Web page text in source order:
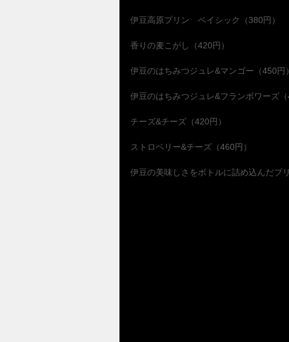
伊豆高原プリン　ベイシック（380円）
香りの麦こがし（420円）
伊豆のはちみつジュレ&マンゴー（450円）
伊豆のはちみつジュレ&フランボワーズ（
チーズ&チーズ（420円）
ストロベリー&チーズ（460円）
伊豆の美味しさをボトルに詰め込んだプ